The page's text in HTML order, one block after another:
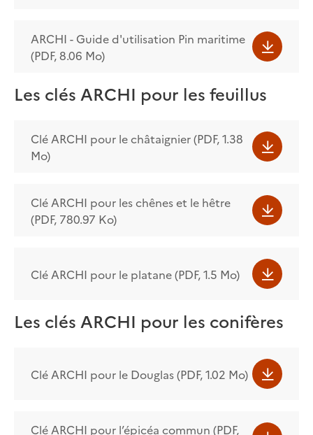
ARCHI - Guide d'utilisation Pin maritime
(PDF, 8.06 Mo)
Les clés ARCHI pour les feuillus
Clé ARCHI pour le châtaignier (PDF, 1.38
Mo)
Clé ARCHI pour les chênes et le hêtre
(PDF, 780.97 Ko)
Clé ARCHI pour le platane (PDF, 1.5 Mo)
Les clés ARCHI pour les conifères
Clé ARCHI pour le Douglas (PDF, 1.02 Mo)
Clé ARCHI pour l’épicéa commun (PDF,